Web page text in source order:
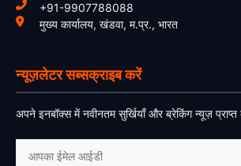
+91-9907788088
मुख्य कार्यालय, खंडवा, म.प्र., भारत
न्यूज़लेटर सब्सक्राइब करें
अपने इनबॉक्स में नवीनतम सुर्खियाँ और ब्रेकिंग न्यूज़